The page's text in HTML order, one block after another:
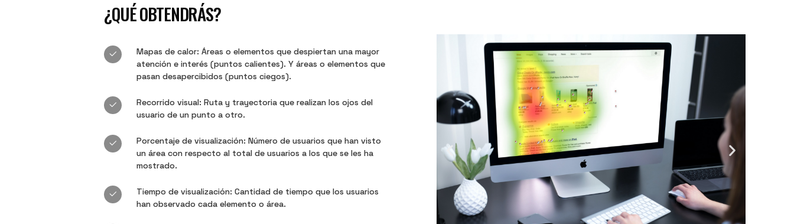
¿QUÉ OBTENDRÁS?
Mapas de calor: Áreas o elementos que despiertan una mayor
atención e interés (puntos calientes). Y áreas o elementos que
pasan desapercibidos (puntos ciegos).
Recorrido visual: Ruta y trayectoria que realizan los ojos del
usuario de un punto a otro.
Porcentaje de visualización: Número de usuarios que han visto
un área con respecto al total de usuarios a los que se les ha
mostrado.
Tiempo de visualización: Cantidad de tiempo que los usuarios
han observado cada elemento o área.